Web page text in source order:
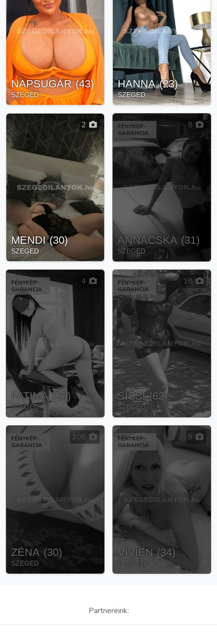
NAPSUGÁR (43)
SZEGED
HANNA (23)
SZEGED
2
MENDI (30)
SZEGED
FÉNYKÉP-
GARANCIA
8
ANNÁCSKA (31)
SZEGED
FÉNYKÉP-
GARANCIA
4
FATIMA (29)
SZEGED
FÉNYKÉP-
GARANCIA
18
SISSI (62)
SZEGED
FÉNYKÉP-
GARANCIA
108
ZÉNA (30)
SZEGED
FÉNYKÉP-
GARANCIA
9
VIVIEN (34)
SZEGED
Partnereink: